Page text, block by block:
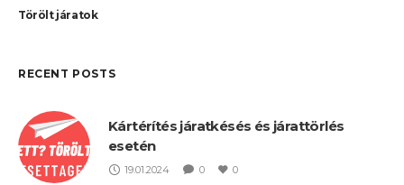
Törölt járatok
RECENT POSTS
Kártérítés járatkésés és járattörlés
esetén
19.01.2024 0 0